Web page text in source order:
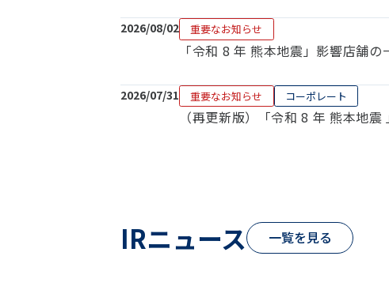
2026/08/02 重要なお知らせ
「令和 8 年 熊本地震」影響店舗の
2026/07/31 重要なお知らせ コーポレート
（再更新版）「令和 8 年 熊本地
IRニュース 一覧を見る